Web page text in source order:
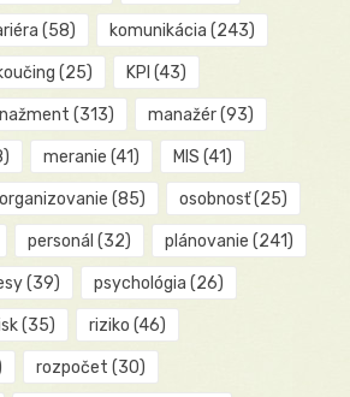
(58) komunikácia (243)
(25) KPI (43)
(313) manažér(93)
meranie (41) MIS (41)
organizovanie (85) osobnosť(25)
personál (32) plánovanie (241)
(39) psychológia (26)
(35) riziko (46)
rozpočet (30)